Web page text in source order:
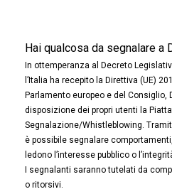
Hai qualcosa da segnalare a
In ottemperanza al Decreto
l’Italia ha recepito la Direttiva (UE)
Parlamento europeo e del Consiglio,
disposizione dei propri utenti la
Segnalazione/Whistleblowing.
è possibile segnalare
ledono l’interesse pubblico o
I segnalanti saranno tutelati da
o ritorsivi.